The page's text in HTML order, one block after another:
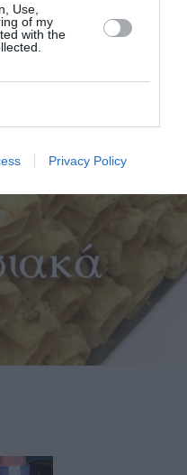
Use,
of my
with the
Privacy Policy